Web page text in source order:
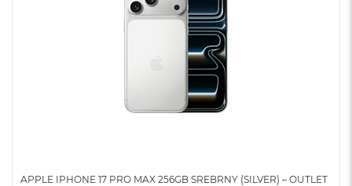
APPLE IPHONE 17 PRO MAX 256GB SREBRNY (SILVER) – OUTLET